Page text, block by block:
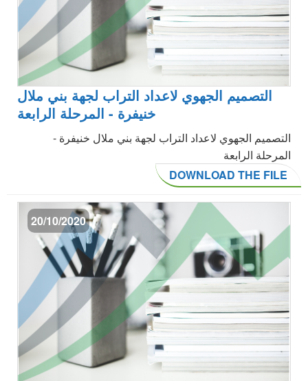
التصميم الجهوي لاعداد التراب لجهة بني ملال
خنيفرة - المرحلة الرابعة
التصميم الجهوي لاعداد التراب لجهة بني ملال خنيفرة -
المرحلة الرابعة
DOWNLOAD THE FILE
20/10/2020